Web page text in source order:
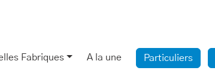
Fabriques A la une Particuliers